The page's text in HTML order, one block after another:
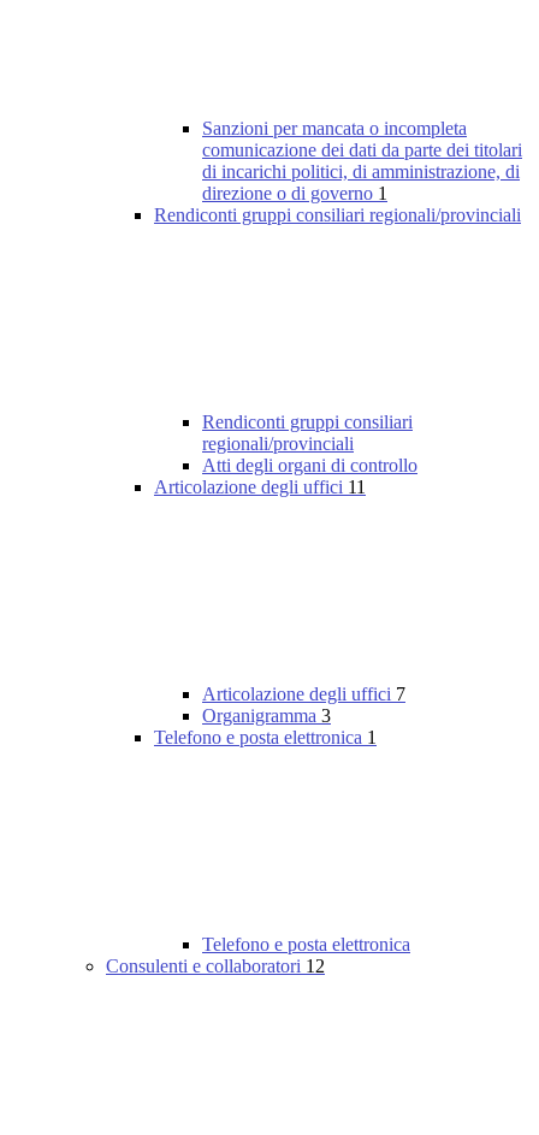
Sanzioni per mancata o incompleta
comunicazione dei dati da parte dei titolari
di incarichi politici, di amministrazione, di
direzione o di governo 1
Rendiconti gruppi consiliari regionali/provinciali
Rendiconti gruppi consiliari
regionali/provinciali
Atti degli organi di controllo
Articolazione degli uffici 11
Articolazione degli uffici 7
Organigramma 3
Telefono e posta elettronica 1
Telefono e posta elettronica
Consulenti e collaboratori 12